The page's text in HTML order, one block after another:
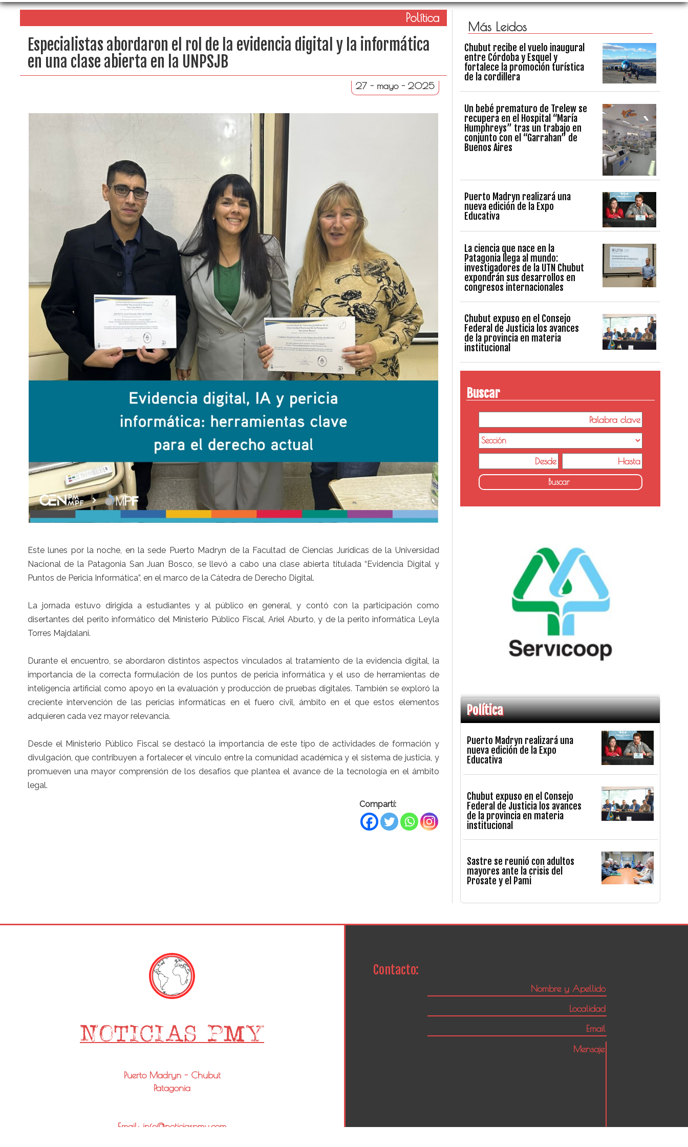
Política
Especialistas abordaron el rol de la evidencia digital y la informática
en una clase abierta en la UNPSJB
27 - mayo - 2025
Este lunes por la noche, en la sede Puerto Madryn de la Facultad de Ciencias Jurídicas de la Universidad
Nacional de la Patagonia San Juan Bosco, se llevó a cabo una clase abierta titulada “Evidencia Digital y
Puntos de Pericia Informática”, en el marco de la Cátedra de Derecho Digital.
La jornada estuvo dirigida a estudiantes y al público en general, y contó con la participación como
disertantes del perito informático del Ministerio Público Fiscal, Ariel Aburto, y de la perito informática Leyla
Torres Majdalani.
Durante el encuentro, se abordaron distintos aspectos vinculados al tratamiento de la evidencia digital, la
importancia de la correcta formulación de los puntos de pericia informática y el uso de herramientas de
inteligencia artificial como apoyo en la evaluación y producción de pruebas digitales. También se exploró la
creciente intervención de las pericias informáticas en el fuero civil, ámbito en el que estos elementos
adquieren cada vez mayor relevancia.
Desde el Ministerio Público Fiscal se destacó la importancia de este tipo de actividades de formación y
divulgación, que contribuyen a fortalecer el vínculo entre la comunidad académica y el sistema de justicia, y
promueven una mayor comprensión de los desafíos que plantea el avance de la tecnología en el ámbito
legal.
Compartí:
Más Leidos
Chubut recibe el vuelo inaugural
entre Córdoba y Esquel y
fortalece la promoción turística
de la cordillera
Un bebé prematuro de Trelew se
recupera en el Hospital “María
Humphreys” tras un trabajo en
conjunto con el “Garrahan” de
Buenos Aires
Puerto Madryn realizará una
nueva edición de la Expo
Educativa
La ciencia que nace en la
Patagonia llega al mundo:
investigadores de la UTN Chubut
expondrán sus desarrollos en
congresos internacionales
Chubut expuso en el Consejo
Federal de Justicia los avances
de la provincia en materia
institucional
Buscar
Política
Puerto Madryn realizará una
nueva edición de la Expo
Educativa
Chubut expuso en el Consejo
Federal de Justicia los avances
de la provincia en materia
institucional
Sastre se reunió con adultos
mayores ante la crisis del
Prosate y el Pami
Puerto Madryn - Chubut
Patagonia
Email: info@noticiaspmy.com
Contacto: